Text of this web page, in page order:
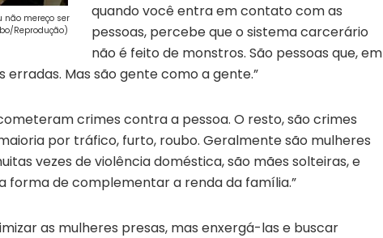
não mereço ser
Reprodução)
quando você entra em contato com as
pessoas, percebe que o sistema carcerário
não é feito de monstros. São pessoas que, em
Mas são gente como a gente.”
crimes contra a pessoa. O resto, são crimes
por tráfico, furto, roubo. Geralmente são mulheres
vezes de violência doméstica, são mães solteiras, e
forma de complementar a renda da família.”
as mulheres presas, mas enxergá-las e buscar